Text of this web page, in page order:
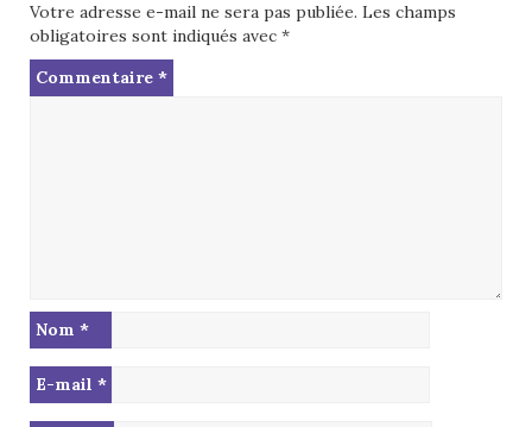
Votre adresse e-mail ne sera pas publiée. Les champs
obligatoires sont indiqués avec *
Commentaire *
Nom *
E-mail *